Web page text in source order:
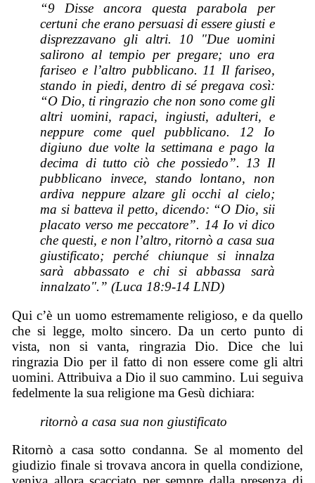
“9 Disse ancora questa parabola per
certuni che erano persuasi di essere giusti e
disprezzavano gli altri. 10 "Due uomini
salirono al tempio per pregare; uno era
fariseo e l’altro pubblicano. 11 Il fariseo,
stando in piedi, dentro di sé pregava così:
“O Dio, ti ringrazio che non sono come gli
altri uomini, rapaci, ingiusti, adulteri, e
neppure come quel pubblicano. 12 Io
digiuno due volte la settimana e pago la
decima di tutto ciò che possiedo”. 13 Il
pubblicano invece, stando lontano, non
ardiva neppure alzare gli occhi al cielo;
ma si batteva il petto, dicendo: “O Dio, sii
placato verso me peccatore”. 14 Io vi dico
che questi, e non l’altro, ritornò a casa sua
giustificato; perché chiunque si innalza
sarà abbassato e chi si abbassa sarà
innalzato".” (Luca 18:9-14 LND)
Qui c’è un uomo estremamente religioso, e da quello
che si legge, molto sincero. Da un certo punto di
vista, non si vanta, ringrazia Dio. Dice che lui
ringrazia Dio per il fatto di non essere come gli altri
uomini. Attribuiva a Dio il suo cammino. Lui seguiva
fedelmente la sua religione ma Gesù dichiara:
ritornò a casa sua non giustificato
Ritornò a casa sotto condanna. Se al momento del
giudizio finale si trovava ancora in quella condizione,